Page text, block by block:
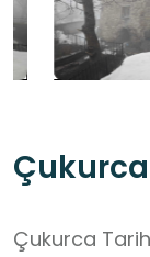
Çukurca